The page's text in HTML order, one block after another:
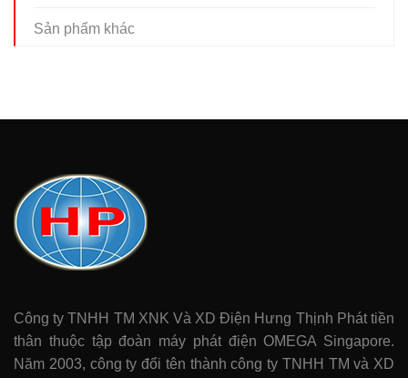
Sản phẩm khác
Công ty TNHH TM XNK Và XD Điện Hưng Thịnh Phát tiền
thân thuộc tập đoàn máy phát điện OMEGA Singapore.
Năm 2003, công ty đổi tên thành công ty TNHH TM và XD